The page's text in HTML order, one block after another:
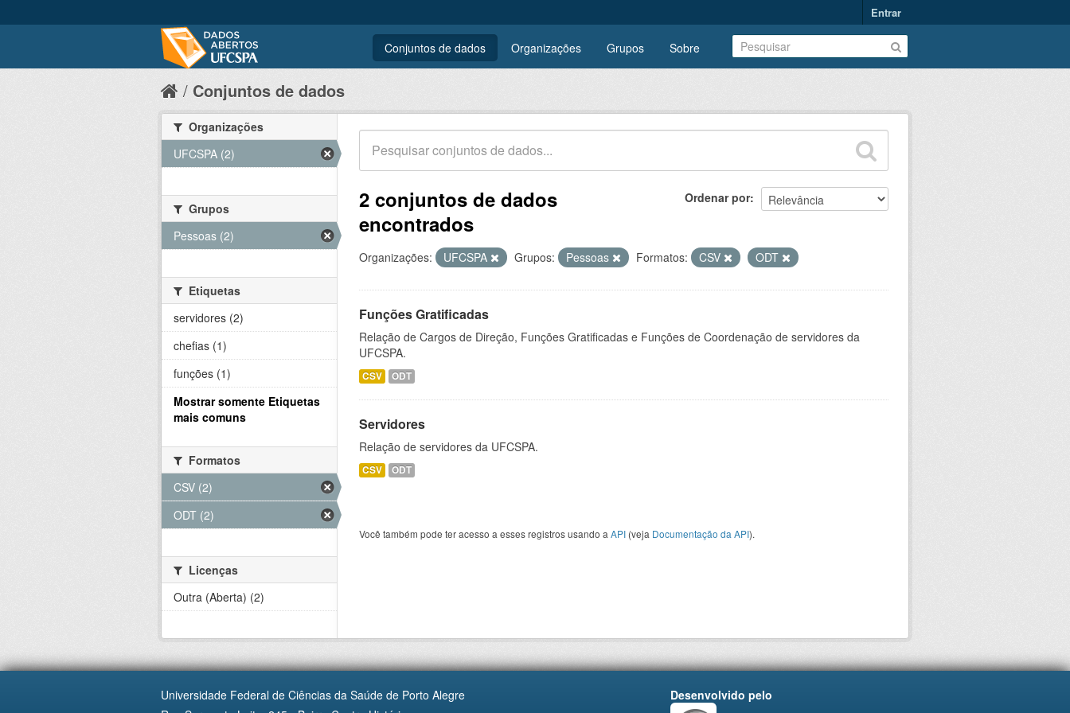
Entrar
Conjuntos de dados Organizações Grupos Sobre
Conjuntos de dados
Ordenar por
2 conjuntos de dados
encontrados
Organizações: UFCSPA Grupos: Pessoas Formatos: CSV ODT
Funções Gratificadas
Relação de Cargos de Direção, Funções Gratificadas e Funções de Coordenação de servidores da
UFCSPA.
CSV ODT
Servidores
Relação de servidores da UFCSPA.
CSV ODT
Você também pode ter acesso a esses registros usando a API (veja Documentação da API).
Organizações
UFCSPA (2)
Grupos
Pessoas (2)
Etiquetas
servidores (2)
chefias (1)
funções (1)
Mostrar somente Etiquetas
mais comuns
Formatos
CSV (2)
ODT (2)
Licenças
Outra (Aberta) (2)
Universidade Federal de Ciências da Saúde de Porto Alegre
Desenvolvido pelo